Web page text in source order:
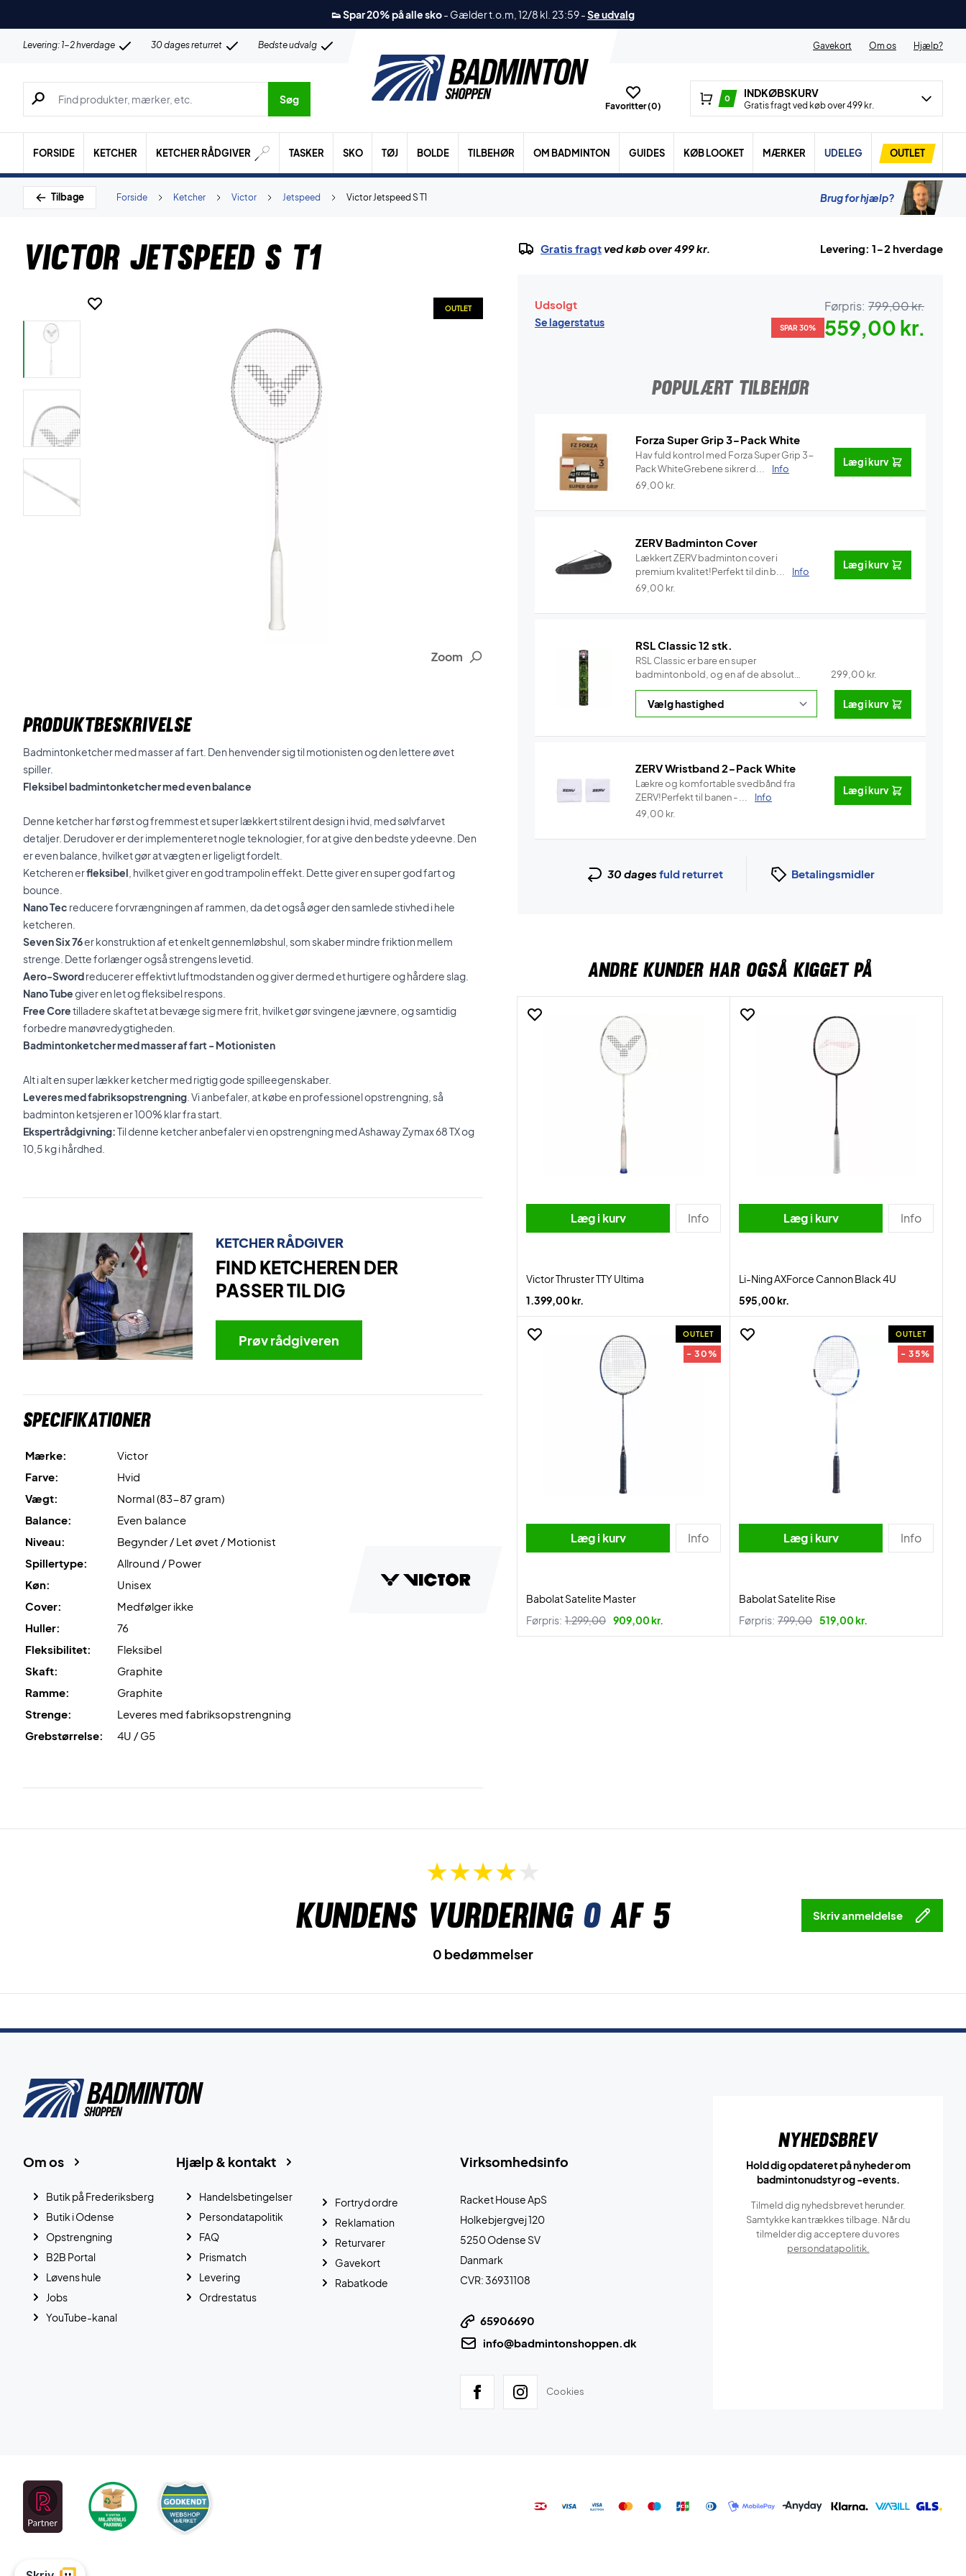
👟 Spar 20% på alle sko- Gælder t.o.m, 12/8 kl. 23:59-Se udvalg
Levering: 1-2 hverdage 30 dages returret Bedste udvalg Gavekort Om os Hjælp?
Søg efter produkter, mærker etc.
Søg
Favoritter (0)
0 INDKØBSKURV
Gratis fragt ved køb over 499 kr.
FORSIDE KETCHER KETCHER RÅDGIVER TASKER SKO TØJ BOLDE TILBEHØR OM BADMINTON GUIDES KØB LOOKET MÆRKER UDELEG OUTLET
Tilbage Victor Jetspeed S T1
Jetspeed
Victor
Ketcher
Forside Brug for hjælp?
Victor Jetspeed S T1
Zoom
OUTLET
PRODUKTBESKRIVELSE
Badmintonketcher med masser af fart. Den henvender sig til motionisten og den lettere øvet
spiller.
Fleksibel badmintonketcher med even balance
Denne ketcher har først og fremmest et super lækkert stilrent design i hvid, med sølvfarvet
detaljer. Derudover er der implementeret nogle teknologier, for at give den bedste ydeevne. Den
er even balance, hvilket gør at vægten er ligeligt fordelt.
Ketcheren erfleksibel , hvilket giver en god trampolin effekt. Dette giver en super god fart og
bounce.
Nano Tec reducere forvrængningen af rammen, da det også øger den samlede stivhed i hele
ketcheren.
Seven Six 76er konstruktion af et enkelt gennemløbshul, som skaber mindre friktion mellem
strenge. Dette forlænger også strengens levetid.
Aero-Swordreducerer effektivt luftmodstanden og giver dermed et hurtigere og hårdere slag.
Nano Tubegiver en let og fleksibel respons.
Free Coretilladere skaftet at bevæge sig mere frit, hvilket gør svingene jævnere, og samtidig
forbedre manøvredygtigheden.
Badmintonketcher med masser af fart - Motionisten
Alt i alt en super lækker ketcher med rigtig gode spilleegenskaber.
Leveres med fabriksopstrengning . Vi anbefaler, at købe en professionel opstrengning, så
badminton ketsjeren er 100% klar fra start.
Ekspertrådgivning:Til denne ketcher anbefaler vi en opstrengning med Ashaway Zymax 68 TX og
10,5 kg i hårdhed.
KETCHER RÅDGIVER
FIND KETCHEREN DER
PASSER TIL DIG
Prøv rådgiveren
Specifikationer
Mærke:
Victor
Farve:
Hvid
Vægt:
Normal (83-87 gram)
Balance:
Even balance
Niveau:
Begynder / Let øvet / Motionist
Spillertype:
Allround / Power
Køn:
Unisex
Cover:
Medfølger ikke
Huller:
76
Fleksibilitet:
Fleksibel
Skaft:
Graphite
Ramme:
Graphite
Strenge:
Leveres med fabriksopstrengning
Grebstørrelse:
4U / G5
Gratis fragtved køb over 499 kr. Levering: 1-2 hverdage
Udsolgt
Se lagerstatus
Førpris: 799,00 kr.
SPAR 30% 559,00 kr.
POPULÆRT TILBEHØR
Forza Super Grip 3-Pack White
Hav fuld kontrol med Forza Super Grip 3-
Pack WhiteGrebene sikrer d...
Info
69,00 kr.
Læg i kurv
ZERV Badminton Cover
Lækkert ZERV badminton cover i
premium kvalitet!Perfekt til din b...
Info
69,00 kr.
Læg i kurv
RSL Classic 12 stk.
RSL Classic er bare en super
badmintonbold, og en af de absolut
be... Info
299,00 kr.
Læg i kurv
ZERV Wristband 2-Pack White
Lækre og komfortable svedbånd fra
ZERV!Perfekt til banen - ...
Info
49,00 kr.
Læg i kurv
30 dages fuld returret Betalingsmidler
ANDRE KUNDER HAR OGSÅ KIGGET PÅ
Læg i kurv Info
Victor Thruster TTY Ultima
1.399,00 kr.
Læg i kurv Info
Li-Ning AXForce Cannon Black 4U
595,00 kr.
OUTLET
- 30%
Læg i kurv Info
Babolat Satelite Master
Førpris: 1.299,00 909,00 kr.
OUTLET
- 35%
Læg i kurv Info
Babolat Satelite Rise
Førpris: 799,00 519,00 kr.
Kundens vurdering 0af 5 Skriv anmeldelse
0 bedømmelser
Virksomhedsinfo
Racket House ApS
Holkebjergvej 120
5250 Odense SV
Danmark
CVR: 36931108
65906690
info@badmintonshoppen.dk
Cookies
Hjælp & kontakt
Handelsbetingelser
Persondatapolitik
FAQ
Prismatch
Levering
Ordrestatus
Fortryd ordre
Reklamation
Returvarer
Gavekort
Rabatkode
Om os
Butik på Frederiksberg
Butik i Odense
Opstrengning
B2B Portal
Løvens hule
Jobs
YouTube-kanal
Nyhedsbrev
Hold dig opdateret på nyheder om
badmintonudstyr og -events.
Tilmeld dig nyhedsbrevet herunder.
Samtykke kan trækkes tilbage. Når du
tilmelder dig acceptere du vores
persondatapolitik.